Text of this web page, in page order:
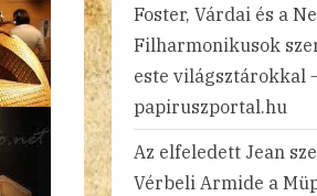
Foster, Várdai és a
Filharmonikusok
este világsztárokkal
papiruszportal.hu
Az elfeledett Jean
Vérbeli Armide a